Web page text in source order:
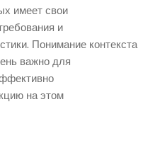
имеет свои
и
Понимание контекста
важно для
на этом